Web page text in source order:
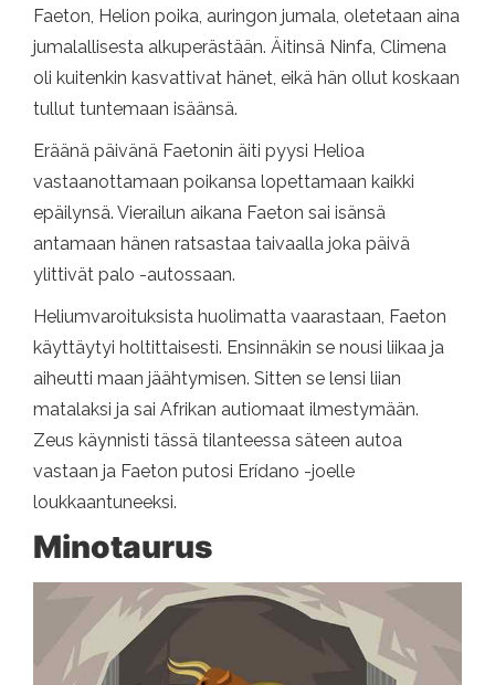
Faeton, Helion poika, auringon jumala, oletetaan aina
jumalallisesta alkuperästään. Äitinsä Ninfa, Climena
oli kuitenkin kasvattivat hänet, eikä hän ollut koskaan
tullut tuntemaan isäänsä.
Eräänä päivänä Faetonin äiti pyysi Helioa
vastaanottamaan poikansa lopettamaan kaikki
epäilynsä. Vierailun aikana Faeton sai isänsä
antamaan hänen ratsastaa taivaalla joka päivä
ylittivät palo -autossaan.
Heliumvaroituksista huolimatta vaarastaan, Faeton
käyttäytyi holtittaisesti. Ensinnäkin se nousi liikaa ja
aiheutti maan jäähtymisen. Sitten se lensi liian
matalaksi ja sai Afrikan autiomaat ilmestymään.
Zeus käynnisti tässä tilanteessa säteen autoa
vastaan ​​ja Faeton putosi Erídano -joelle
loukkaantuneeksi.
Minotaurus